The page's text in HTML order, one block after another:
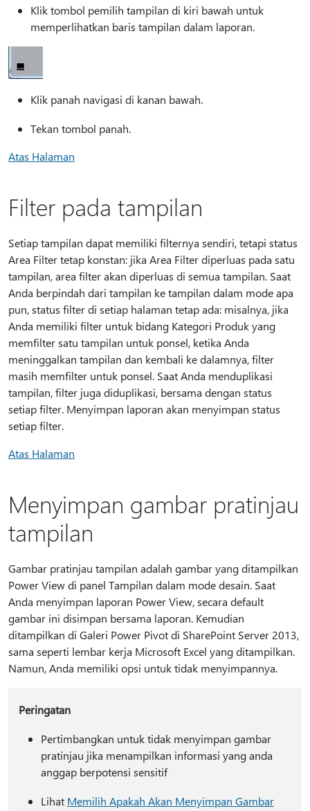
Klik tombol pemilih tampilan di kiri bawah untuk
memperlihatkan baris tampilan dalam laporan.
Klik panah navigasi di kanan bawah.
Tekan tombol panah.
Atas Halaman
Filter pada tampilan
Setiap tampilan dapat memiliki filternya sendiri, tetapi status
Area Filter tetap konstan: jika Area Filter diperluas pada satu
tampilan, area filter akan diperluas di semua tampilan. Saat
Anda berpindah dari tampilan ke tampilan dalam mode apa
pun, status filter di setiap halaman tetap ada: misalnya, jika
Anda memiliki filter untuk bidang Kategori Produk yang
memfilter satu tampilan untuk ponsel, ketika Anda
meninggalkan tampilan dan kembali ke dalamnya, filter
masih memfilter untuk ponsel. Saat Anda menduplikasi
tampilan, filter juga diduplikasi, bersama dengan status
setiap filter. Menyimpan laporan akan menyimpan status
setiap filter.
Atas Halaman
Menyimpan gambar pratinjau
tampilan
Gambar pratinjau tampilan adalah gambar yang ditampilkan
Power View di panel Tampilan dalam mode desain. Saat
Anda menyimpan laporan Power View, secara default
gambar ini disimpan bersama laporan. Kemudian
ditampilkan di Galeri Power Pivot di SharePoint Server 2013,
sama seperti lembar kerja Microsoft Excel yang ditampilkan.
Namun, Anda memiliki opsi untuk tidak menyimpannya.
Peringatan
Pertimbangkan untuk tidak menyimpan gambar
pratinjau jika menampilkan informasi yang anda
anggap berpotensi sensitif
Lihat Memilih Apakah Akan Menyimpan Gambar